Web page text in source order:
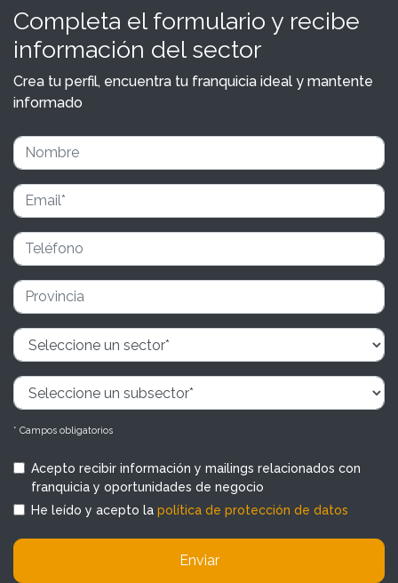
Completa el formulario y recibe
información del sector
Crea tu perfil, encuentra tu franquicia ideal y mantente
informado
* Campos obligatorios
Acepto recibir información y mailings relacionados con
franquicia y oportunidades de negocio
He leído y acepto la política de protección de datos
Enviar